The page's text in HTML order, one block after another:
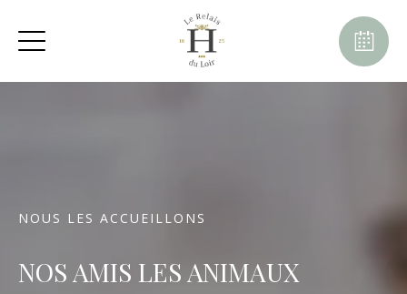
NOUS LES ACCUEILLONS
NOS AMIS LES ANIMAUX